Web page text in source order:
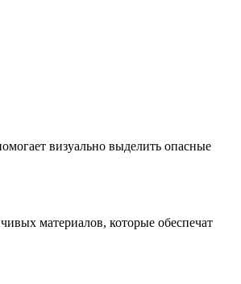
визуально выделить опасные
материалов, которые обеспечат